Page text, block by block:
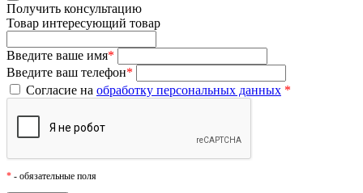
Получить консультацию
Товар интересующий товар
Введите ваше имя*
Введите ваш телефон*
Согласие на обработку персональных данных *
* - обязательные поля